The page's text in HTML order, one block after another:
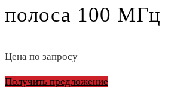
полоса 100 МГц
Цена по запросу
Получить предложение